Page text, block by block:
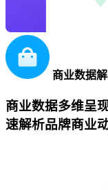
商业数据
商业数据多维呈
速解析品牌商业